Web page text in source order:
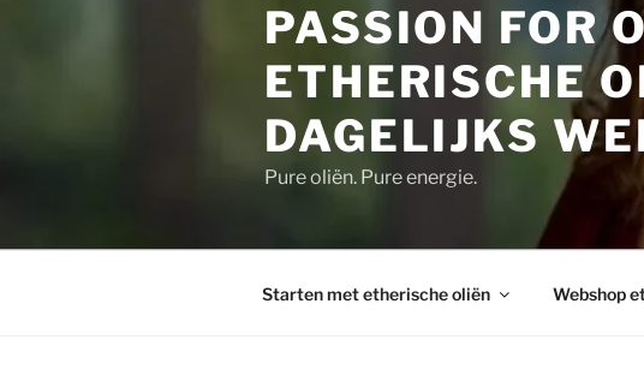
PASSION FOR
ETHERISCHE
DAGELIJKS
Pure oliën. Pure energie.
Starten met etherische oliën Webshop